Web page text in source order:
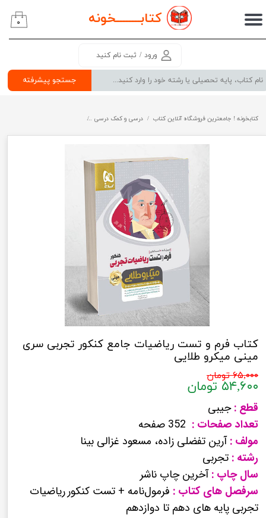
کتابــــــــخونه
جستجو پیشرفته
ورود / ثبت نام کنید
حساب کاربری من
سفارشات
۰
کتابخونه ! جامعترین فروشگاه آنلاین کتاب درسی و کمک درسی
کتاب فرم و تست ریاضیات جامع کنکور تجربی سری
مینی میکرو طلایی
۶۵,۰۰۰ تومان
۵۴,۶۰۰ تومان
قطع :جیبی
تعداد صفحات : 352 صفحه
مولف :آرین تفضلی زاده، مسعود غزالی بینا
رشته : تجربی
سال چاپ :آخرین چاپ ناشر
سرفصل های کتاب : فرمول‌نامه + تست کنکورریاضیات
تجربی پایه های دهم تا دوازدهم